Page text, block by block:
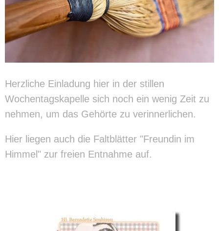
​Herzliche Einladung hier in der stillen
Wochentagskapelle sich noch ein wenig Zeit zu
nehmen, um das Gehörte zu verinnerlichen.
Hier liegen auch die Faltblätter "Freundin im
Himmel" zur freien Entnahme auf.